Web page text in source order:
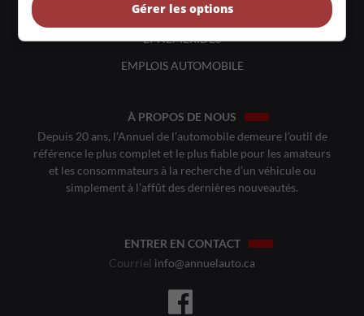
COIN-CONSEIL
ÉPHÉMÉRIDES
EMPLOIS AUTOMOBILE
À PROPOS DE NOUS
Depuis 20 ans, l’Annuel de l’automobile demeure l’outil de
référence le plus complet et le plus fiable pour les amateurs
et les consommateurs à la recherche d’un véhicule ou
simplement à l’affût des dernières nouveautés.
ENTRER EN CONTACT
Courriel info@annuelauto.ca
Gérer les options